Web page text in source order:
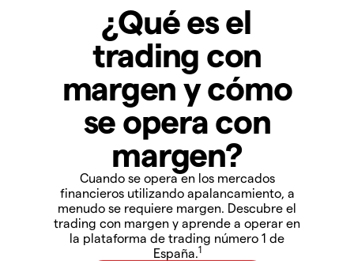
¿Qué es el
trading con
margen y cómo
se opera con
margen?
Cuando se opera en los mercados
financieros utilizando apalancamiento, a
menudo se requiere margen. Descubre el
trading con margen y aprende a operar en
la plataforma de trading número 1 de
España.1